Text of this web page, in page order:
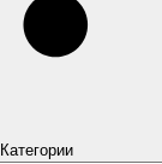
Категории